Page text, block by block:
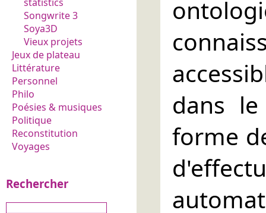
statistics
Songwrite 3
Soya3D
Vieux projets
Jeux de plateau
Littérature
Personnel
Philo
Poésies & musiques
Politique
Reconstitution
Voyages
Rechercher
dans
forme